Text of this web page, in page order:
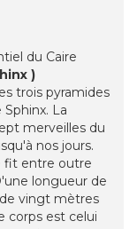
du Caire
)
trois pyramides
La
merveilles du
nos jours.
fit entre outre
longueur de
vingt mètres
corps est celui